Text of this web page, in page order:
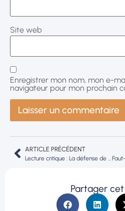
Partager
Site web
Enregistrer mon nom, mon e-
navigateur pour mon prochain
ARTICLE PRÉCÉDENT